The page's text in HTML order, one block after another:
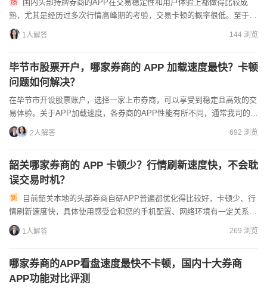
熟，尤其是经历过多次行情高峰期的考验，交易卡顿的概率很低。至于哪
家用起来更顺手，其实没有统一答案，主要看你的个人需求。比如新...
1人解答 144 浏览
毕节市股票开户，哪家券商的 APP 加载速度最快？卡顿
问题如何解决？
在毕节市开设股票账户，选择一家上市券商，可以享受到稳定且高效的交
易体验。关于APP加载速度，各券商的APP性能有所不同，通常我司的
APP在加载速度上表现优秀，但我们不能单纯以速度论英雄...
2人解答 692 浏览
韶关哪家券商的 APP 卡顿少？行情刷新速度快，不会耽
误交易时机？
情刷新速度快，具体使用感受会和您的手机配置、网络环境有一定关系，
实际体验以您的实测为准。1.您可以先列出来几家意向券商，在...
1人解答 269 浏览
哪家券商的APP看盘速度最快不卡顿，国内十大券商
APP功能对比评测